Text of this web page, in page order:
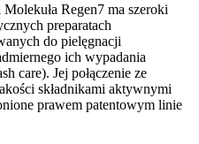
Regen7 ma szeroki
preparatach
do pielęgnacji
ich wypadania
care). Jej połączenie ze
składnikami aktywnymi
prawem patentowym linie